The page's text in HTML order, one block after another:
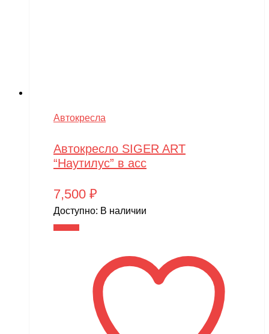
Автокресла
Автокресло SIGER ART
“Наутилус” в асс
7,500 ₽
Доступно: В наличии